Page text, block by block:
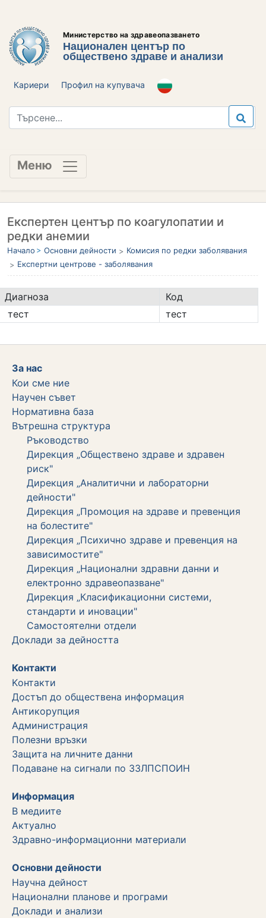
Министерство на здравеопазването
Национален център по
обществено здраве и анализи
Кариери Профил на купувача
Меню
Експертен център по коагулопатии и
редки анемии
Начало Основни дейности
Комисия по редки заболявания
Експертни центрове - заболявания
Диагноза
Код
тест
тест
За нас
Кои сме ние
Научен съвет
Нормативна база
Вътрешна структура
Ръководство
Дирекция „Обществено здраве и здравен
риск"
Дирекция „Аналитични и лабораторни
дейности"
Дирекция „Промоция на здраве и превенция
на болестите"
Дирекция „Психично здраве и превенция на
зависимостите"
Дирекция „Национални здравни данни и
електронно здравеопазване"
Дирекция „Класификационни системи,
стандарти и иновации"
Самостоятелни отдели
Дoклади за дейността
Контакти
Kонтакти
Достъп до обществена информация
Aнтикорупция
Администрация
Полезни връзки
Защита на личните данни
Подаване на сигнали по ЗЗЛПСПОИН
Информация
В медиите
Актуално
Здравно-информационни материали
Основни дейности
Научна дейност
Национални планове и програми
Доклади и анализи